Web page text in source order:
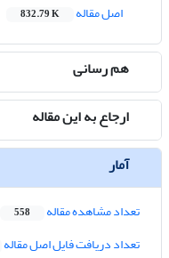
اصل مقاله
832.79 K
هم رسانی
ارجاع به این مقاله
آمار
تعداد مشاهده مقاله 558
تعداد دریافت فایل اصل مقاله